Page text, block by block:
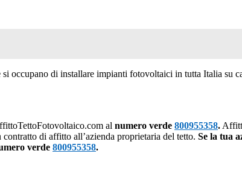
occupano di installare impianti fotovoltaici in tutta Italia su
al numero verde 800955358.
di affitto all’azienda proprietaria del tetto. Se la tua
verde 800955358.